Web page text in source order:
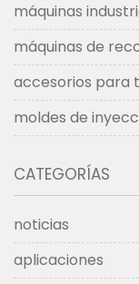
máquinas
máquinas de
accesorios para
moldes de
CATEGORÍAS
noticias
aplicaciones